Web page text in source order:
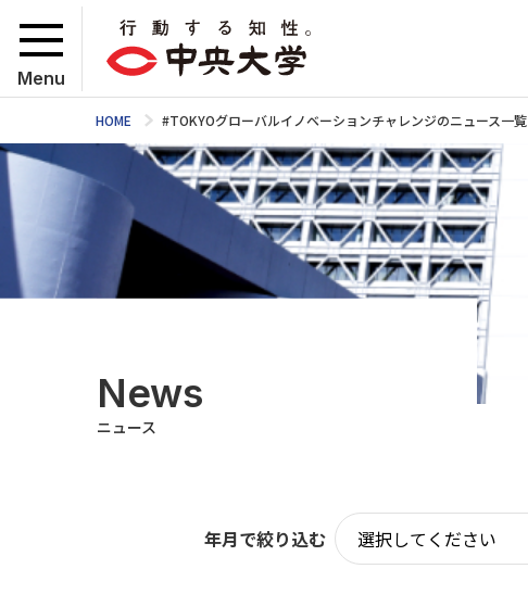
Menu
HOME #TOKYOグローバルイノベーションチャレンジのニュース一覧
News
ニュース
年月で絞り込む